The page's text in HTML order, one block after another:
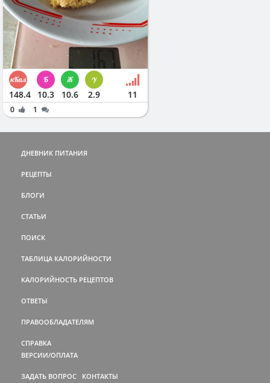
148.4 10.3 10.6 2.9 11
0 1
ДНЕВНИК ПИТАНИЯ
РЕЦЕПТЫ
БЛОГИ
СТАТЬИ
ПОИСК
ТАБЛИЦА КАЛОРИЙНОСТИ
КАЛОРИЙНОСТЬ РЕЦЕПТОВ
ОТВЕТЫ
ПРАВООБЛАДАТЕЛЯМ
СПРАВКА
ВЕРСИИ/ОПЛАТА
ЗАДАТЬ ВОПРОС КОНТАКТЫ